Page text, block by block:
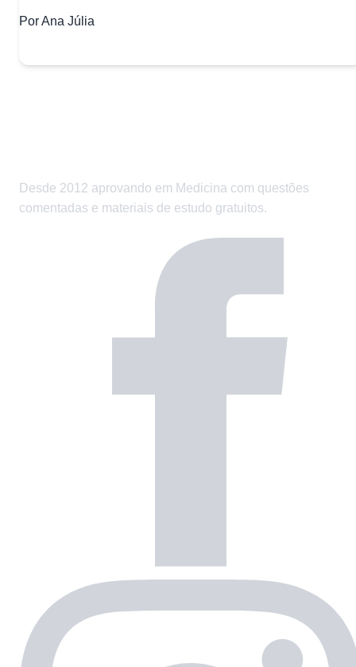
Por Ana Júlia
Desde 2012 aprovando em Medicina com questões
comentadas e materiais de estudo gratuitos.